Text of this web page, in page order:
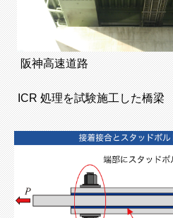
阪神高速道路
ICR 処理を試験施工した橋梁